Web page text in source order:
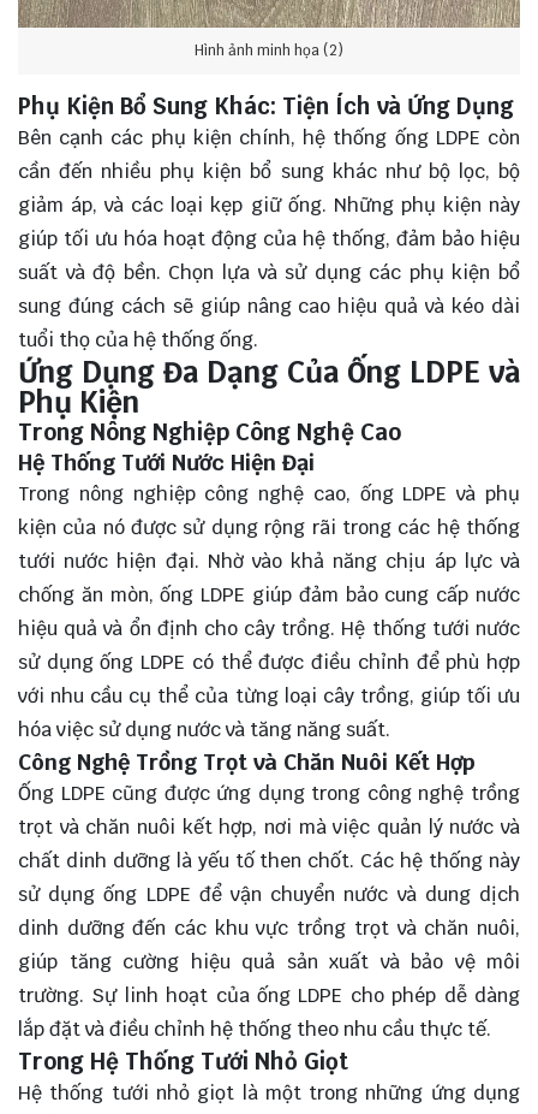
Hình ảnh minh họa (2)
Phụ Kiện Bổ Sung Khác: Tiện Ích và Ứng Dụng
Bên cạnh các phụ kiện chính, hệ thống ống LDPE còn
cần đến nhiều phụ kiện bổ sung khác như bộ lọc, bộ
giảm áp, và các loại kẹp giữ ống. Những phụ kiện này
giúp tối ưu hóa hoạt động của hệ thống, đảm bảo hiệu
suất và độ bền. Chọn lựa và sử dụng các phụ kiện bổ
sung đúng cách sẽ giúp nâng cao hiệu quả và kéo dài
tuổi thọ của hệ thống ống.
Ứng Dụng Đa Dạng Của Ống LDPE và
Phụ Kiện
Trong Nông Nghiệp Công Nghệ Cao
Hệ Thống Tưới Nước Hiện Đại
Trong nông nghiệp công nghệ cao, ống LDPE và phụ
kiện của nó được sử dụng rộng rãi trong các hệ thống
tưới nước hiện đại. Nhờ vào khả năng chịu áp lực và
chống ăn mòn, ống LDPE giúp đảm bảo cung cấp nước
hiệu quả và ổn định cho cây trồng. Hệ thống tưới nước
sử dụng ống LDPE có thể được điều chỉnh để phù hợp
với nhu cầu cụ thể của từng loại cây trồng, giúp tối ưu
hóa việc sử dụng nước và tăng năng suất.
Công Nghệ Trồng Trọt và Chăn Nuôi Kết Hợp
Ống LDPE cũng được ứng dụng trong công nghệ trồng
trọt và chăn nuôi kết hợp, nơi mà việc quản lý nước và
chất dinh dưỡng là yếu tố then chốt. Các hệ thống này
sử dụng ống LDPE để vận chuyển nước và dung dịch
dinh dưỡng đến các khu vực trồng trọt và chăn nuôi,
giúp tăng cường hiệu quả sản xuất và bảo vệ môi
trường. Sự linh hoạt của ống LDPE cho phép dễ dàng
lắp đặt và điều chỉnh hệ thống theo nhu cầu thực tế.
Trong Hệ Thống Tưới Nhỏ Giọt
Hệ thống tưới nhỏ giọt là một trong những ứng dụng